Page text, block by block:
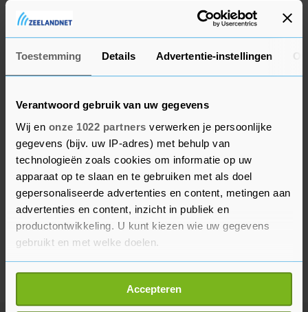
Toestemming Details Advertentie-instellingen
Verantwoord gebruik van uw gegevens
Wij en onze 1022 partners verwerken je persoonlijke
gegevens (bijv. uw IP-adres) met behulp van
technologieën zoals cookies om informatie op uw
apparaat op te slaan en te gebruiken met als doel
gepersonaliseerde advertenties en content, metingen aan
advertenties en content, inzicht in publiek en
productontwikkeling. U kunt kiezen wie uw gegevens
gebruikt en met welke doelen.
Als u het toestaat, willen we ook graag:
Informatie verzamelen over uw geografische
Accepteren
De hockeyers spelen maandagnacht eveneens in
de Pro League tegen Argentinië.